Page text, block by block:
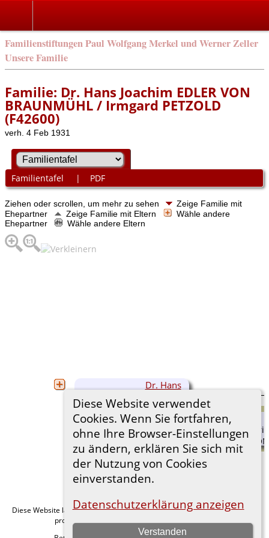
Familienstiftungen Paul Wolfgang Merkel und Werner Zeller
Unsere Familie
Diese Website verwendet
Cookies. Wenn Sie fortfahren,
ohne Ihre Browser-Einstellungen
zu ändern, erklären Sie sich mit
der Nutzung von Cookies
einverstanden.
Datenschutzerklärung anzeigen
Verstanden
Familie: Dr. Hans Joachim EDLER VON
BRAUNMÜHL / Irmgard PETZOLD
(F42600)
verh. 4 Feb 1931
Familientafel | PDF
Ziehen oder scrollen, um mehr zu sehen
Zeige Familie mit
Ehepartner
Zeige Familie mit Eltern
Wähle andere
Ehepartner
Wähle andere Eltern
Dr. Hans
EDLER VON
BRAUNMÜHL
(1900-1980)
Diese Website läuft mitThe Next Generation of Genealogy Sitebuildingv. 15.0.1,
programmiert von Darrin Lythgoe © 2001-2026.